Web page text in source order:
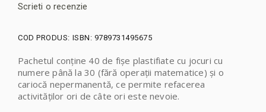
Scrieti o recenzie
COD PRODUS: ISBN: 9789731495675
Pachetul conține 40 de fișe plastifiate cu jocuri cu
numere până la 30 (fără operații matematice) și o
cariocă nepermanentă, ce permite refacerea
activităților ori de câte ori este nevoie.